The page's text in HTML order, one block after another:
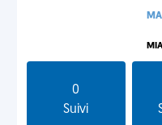
0
Suivi